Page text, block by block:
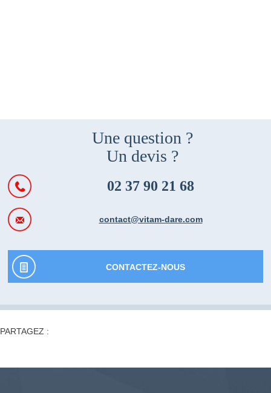
Une question ?
Un devis ?
02 37 90 21 68
contact@vitam-dare.com
CONTACTEZ-NOUS
PARTAGEZ :